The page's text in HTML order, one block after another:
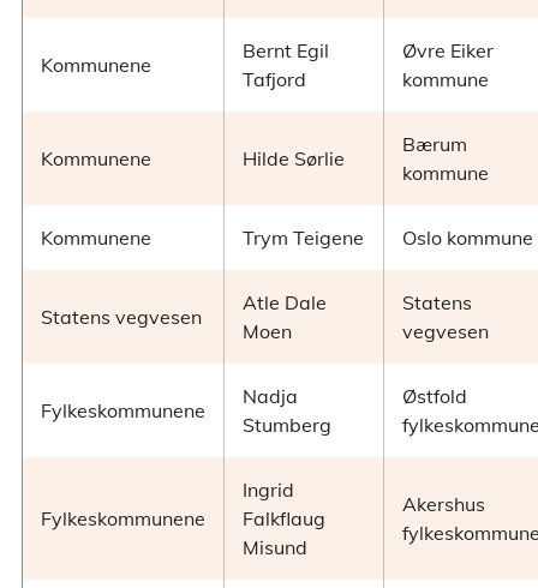
Kommunene
Bernt Egil
Tafjord
Øvre Eiker
kommune
Kommunene Hilde Sørlie
Bærum
kommune
Kommunene Trym Teigene Oslo kommune
Statens vegvesen
Atle Dale
Moen
Statens
vegvesen
Fylkeskommunene
Nadja
Stumberg
Østfold
Fylkeskommunene
Ingrid
Falkflaug
Misund
Akershus